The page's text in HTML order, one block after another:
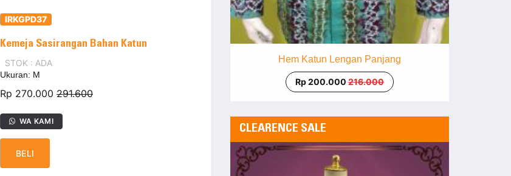
IRKGPD37
Kemeja Sasirangan Bahan Katun
STOK : ADA
Ukuran: M
Rp 270.000 291.600
WA KAMI
BELI
Hem Katun Lengan Panjang
Rp 200.000 216.000
CLEARENCE SALE